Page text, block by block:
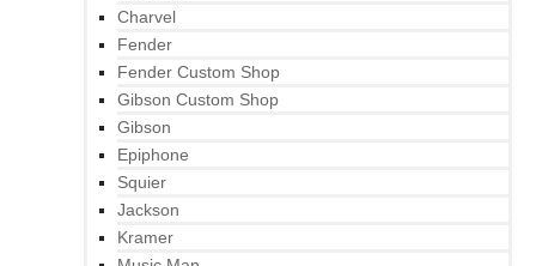
Charvel
Fender
Fender Custom Shop
Gibson Custom Shop
Gibson
Epiphone
Squier
Jackson
Kramer